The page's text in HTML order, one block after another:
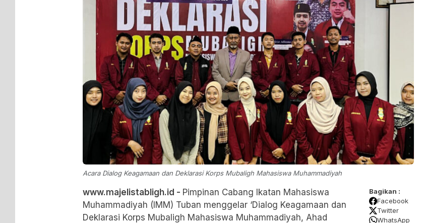
Acara Dialog Keagamaan dan Deklarasi Korps Mubaligh Mahasiswa Muhammadiyah
www.majelistabligh.id - Pimpinan Cabang Ikatan Mahasiswa
Muhammadiyah (IMM) Tuban menggelar ‘Dialog Keagamaan dan
Deklarasi Korps Mubaligh Mahasiswa Muhammadiyah, Ahad
Bagikan :
Facebook
Twitter
WhatsApp